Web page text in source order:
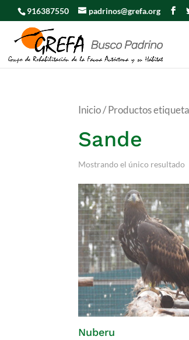
916387550 padrinos@grefa.org
Inicio/ Productos
Sande
Mostrando el único resultado
Nuberu